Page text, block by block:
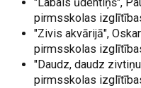
pirmsskolas
"Zivis akvārijā",
pirmsskolas
"Daudz, daudz
pirmsskolas